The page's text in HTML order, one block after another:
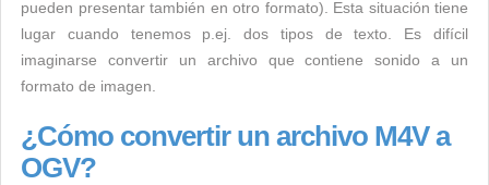
pueden presentar también en otro formato). Esta situación tiene
lugar cuando tenemos p.ej. dos tipos de texto. Es difícil
imaginarse convertir un archivo que contiene sonido a un
formato de imagen.
¿Cómo convertir un archivo M4V a
OGV?